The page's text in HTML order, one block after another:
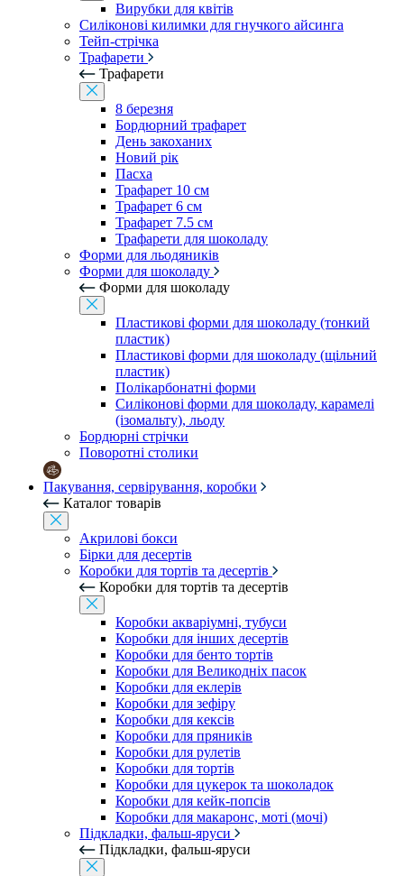
Вирубки для квітів
Силіконові килимки для гнучкого айсинга
Тейп-стрічка
Трафарети
Трафарети
8 березня
Бордюрний трафарет
День закоханих
Новий рік
Пасха
Трафарет 10 см
Трафарет 6 см
Трафарет 7.5 см
Трафарети для шоколаду
Форми для льодяників
Форми для шоколаду
Форми для шоколаду
Пластикові форми для шоколаду (тонкий
пластик)
Пластикові форми для шоколаду (щільний
пластик)
Полікарбонатні форми
Силіконові форми для шоколаду, карамелі
(ізомальту), льоду
Бордюрні стрічки
Поворотні столики
Пакування, сервірування, коробки
Каталог товарів
Акрилові бокси
Бірки для десертів
Коробки для тортів та десертів
Коробки для тортів та десертів
Коробки акваріумні, тубуси
Коробки для інших десертів
Коробки для бенто тортів
Коробки для Великодніх пасок
Коробки для еклерів
Коробки для зефіру
Коробки для кексів
Коробки для пряників
Коробки для рулетів
Коробки для тортів
Коробки для цукерок та шоколадок
Коробки для кейк-попсів
Коробки для макаронс, моті (мочі)
Підкладки, фальш-яруси
Підкладки, фальш-яруси